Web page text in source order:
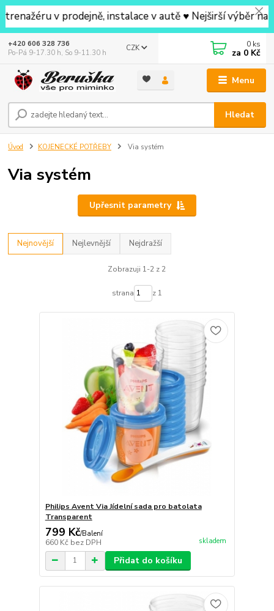
v prodejně, instalace v autě ♥ Nejširší výběr
Menu
CZK
Hledat
+420 606 328 736
Po-Pá 9-17.30 h, So 9-11.30 h
0 ks
za 0 Kč
Úvod KOJENECKÉ POTŘEBY Via systém
Via systém
Upřesnit parametry
Nejnovější Nejlevnější Nejdražší
Zobrazuji 1-2 z 2
strana z 1
Philips Avent Via Jídelní sada pro batolata
Transparent
799 Kč/Balení
660 Kč bez DPH skladem
Přidat do košíku